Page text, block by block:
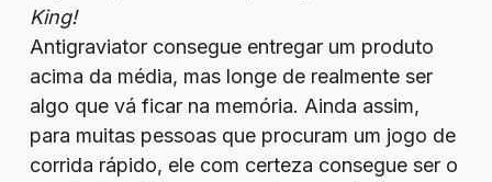
King!
Antigraviator consegue entregar um produto
acima da média, mas longe de realmente ser
algo que vá ficar na memória. Ainda assim,
para muitas pessoas que procuram um jogo de
corrida rápido, ele com certeza consegue ser o